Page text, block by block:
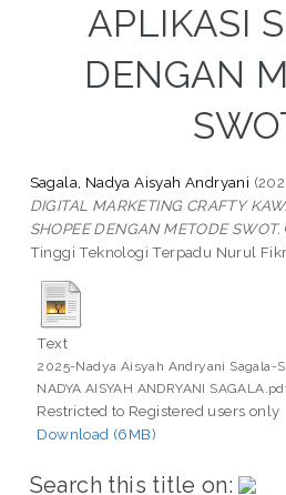
APLIKASI
DENGAN
Sagala, Nadya Aisyah Andryani
DIGITAL MARKETING CRAFTY
SHOPEE DENGAN METODE SWOT.
Tinggi Teknologi Terpadu Nurul
Text
2025-Nadya Aisyah Andryani Sagala-
NADYA AISYAH ANDRYANI
Restricted to Registered users only
Download (6MB)
Search this title on: